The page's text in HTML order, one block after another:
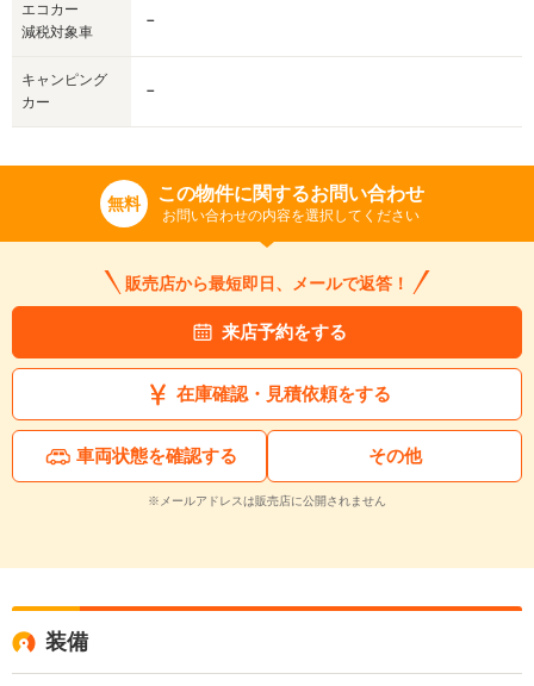
エコカー
減税対象車
－
キャンピング
カー
－
無料 この物件に関するお問い合わせ
お問い合わせの内容を選択してください
販売店から最短即日、メールで返答！
来店予約をする
在庫確認・見積依頼をする
車両状態を確認する その他
※メールアドレスは販売店に公開されません
装備